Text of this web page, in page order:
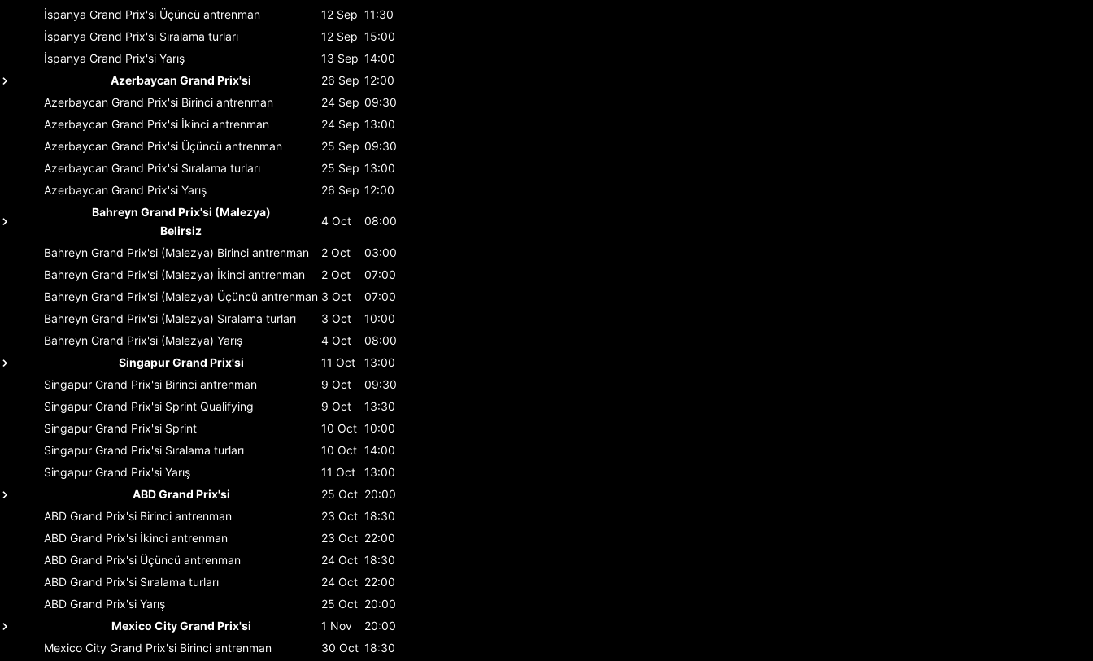
İspanya Grand Prix'si Üçüncü antrenman 12 Sep 11:30
İspanya Grand Prix'si Sıralama turları 12 Sep 15:00
İspanya Grand Prix'si Yarış 13 Sep 14:00
Azerbaycan Grand Prix'si
26 Sep 12:00
Azerbaycan Grand Prix'si Birinci antrenman 24 Sep 09:30
Azerbaycan Grand Prix'si İkinci antrenman 24 Sep 13:00
Azerbaycan Grand Prix'si Üçüncü antrenman 25 Sep 09:30
Azerbaycan Grand Prix'si Sıralama turları 25 Sep 13:00
Azerbaycan Grand Prix'si Yarış 26 Sep 12:00
Bahreyn Grand Prix'si (Malezya)
Belirsiz
4 Oct 08:00
Bahreyn Grand Prix'si (Malezya) Birinci antrenman 2 Oct
03:00
Bahreyn Grand Prix'si (Malezya) İkinci antrenman 2 Oct
07:00
Bahreyn Grand Prix'si (Malezya) Üçüncü antrenman 3 Oct
07:00
Bahreyn Grand Prix'si (Malezya) Sıralama turları 3 Oct
10:00
Bahreyn Grand Prix'si (Malezya) Yarış 4 Oct
08:00
Singapur Grand Prix'si
11 Oct
13:00
Singapur Grand Prix'si Birinci antrenman 9 Oct
09:30
Singapur Grand Prix'si Sprint Qualifying 9 Oct
13:30
Singapur Grand Prix'si Sprint 10 Oct 10:00
Singapur Grand Prix'si Sıralama turları 10 Oct 14:00
Singapur Grand Prix'si Yarış 11 Oct
13:00
ABD Grand Prix'si
25 Oct 20:00
ABD Grand Prix'si Birinci antrenman 23 Oct 18:30
ABD Grand Prix'si İkinci antrenman 23 Oct 22:00
ABD Grand Prix'si Üçüncü antrenman 24 Oct 18:30
ABD Grand Prix'si Sıralama turları 24 Oct 22:00
ABD Grand Prix'si Yarış 25 Oct 20:00
Mexico City Grand Prix'si
1 Nov
20:00
Mexico City Grand Prix'si Birinci antrenman 30 Oct 18:30